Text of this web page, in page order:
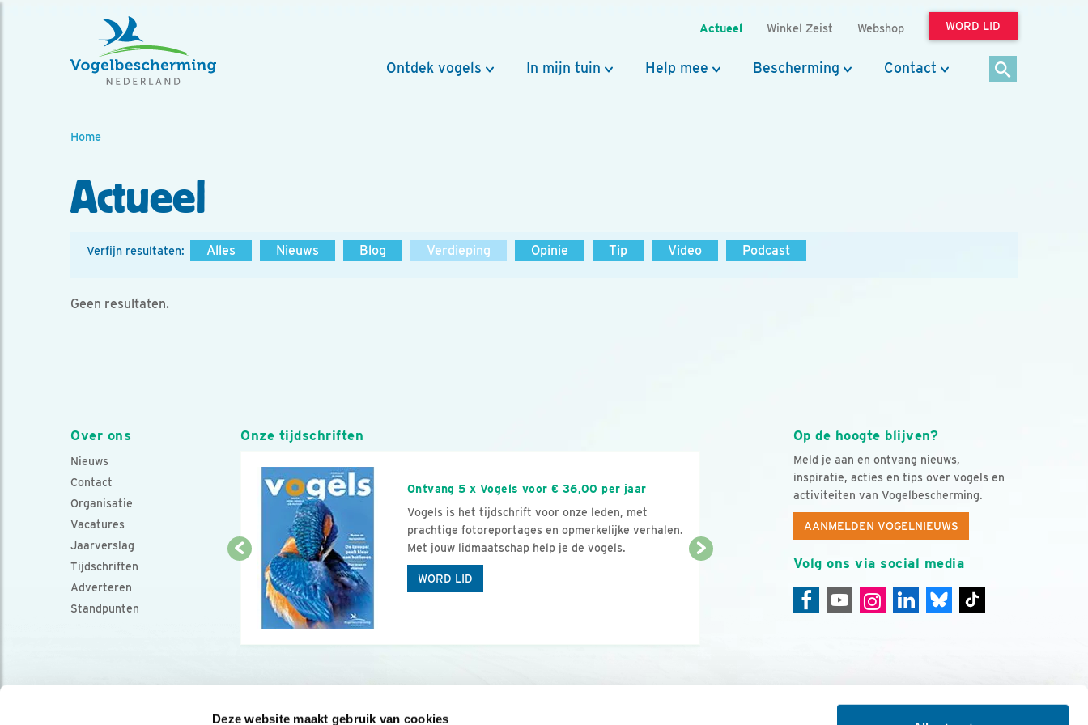
Deze website maakt gebruik van cookies
Actueel Winkel Zeist Webshop WORD LID
Ontdek vogels In mijn tuin Help mee Bescherming Contact
Home
Actueel
Verfijn resultaten: Alles Nieuws Blog Verdieping Opinie Tip Video Podcast
Geen resultaten.
Over ons
Nieuws
Contact
Organisatie
Vacatures
Jaarverslag
Tijdschriften
Adverteren
Standpunten
Op de hoogte blijven?
Meld je aan en ontvang nieuws,
inspiratie, acties en tips over vogels en
activiteiten van Vogelbescherming.
AANMELDEN VOGELNIEUWS
Volg ons via social media
Onze tijdschriften
Ontvang 5 x Vogels voor € 36,00 per jaar
Vogels is het tijdschrift voor onze leden, met
prachtige fotoreportages en opmerkelijke verhalen.
Met jouw lidmaatschap help je de vogels.
WORD LID